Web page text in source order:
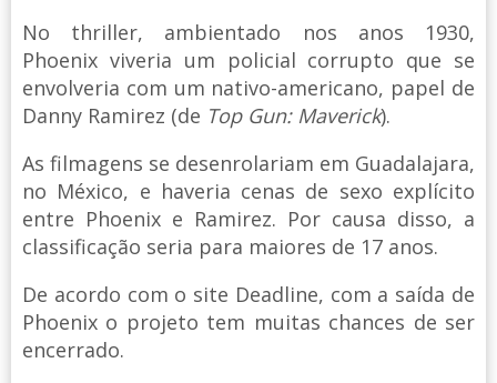
No thriller, ambientado nos anos 1930,
Phoenix viveria um policial corrupto que se
envolveria com um nativo-americano, papel de
Danny Ramirez (de Top Gun: Maverick).
As filmagens se desenrolariam em Guadalajara,
no México, e haveria cenas de sexo explícito
entre Phoenix e Ramirez. Por causa disso, a
classificação seria para maiores de 17 anos.
De acordo com o site Deadline, com a saída de
Phoenix o projeto tem muitas chances de ser
encerrado.